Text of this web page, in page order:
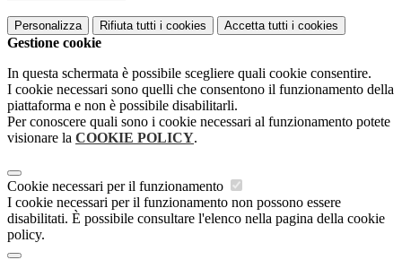
Personalizza Rifiuta tutti i cookies Accetta tutti i cookies
Gestione cookie
In questa schermata è possibile scegliere quali cookie consentire.
I cookie necessari sono quelli che consentono il funzionamento della
piattaforma e non è possibile disabilitarli.
Per conoscere quali sono i cookie necessari al funzionamento potete
visionare la COOKIE POLICY.
Cookie necessari per il funzionamento
I cookie necessari per il funzionamento non possono essere
disabilitati. È possibile consultare l'elenco nella pagina della cookie
policy.